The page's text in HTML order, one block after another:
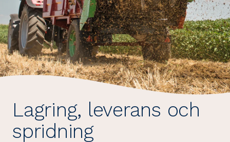
Lagring, leverans och
spridning